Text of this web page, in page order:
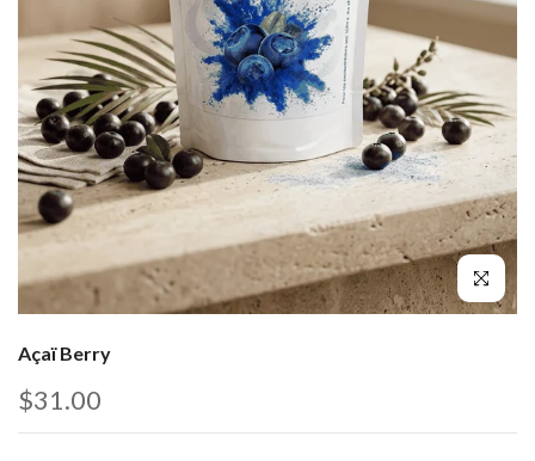
Açaï Berry
$31.00